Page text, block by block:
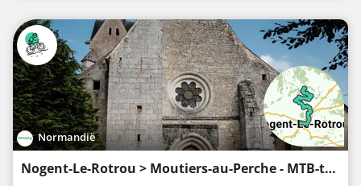
Normandië
Nogent-Le-Rotrou > Moutiers-au-Perche - MTB-tocht door de heuvels van de Perche